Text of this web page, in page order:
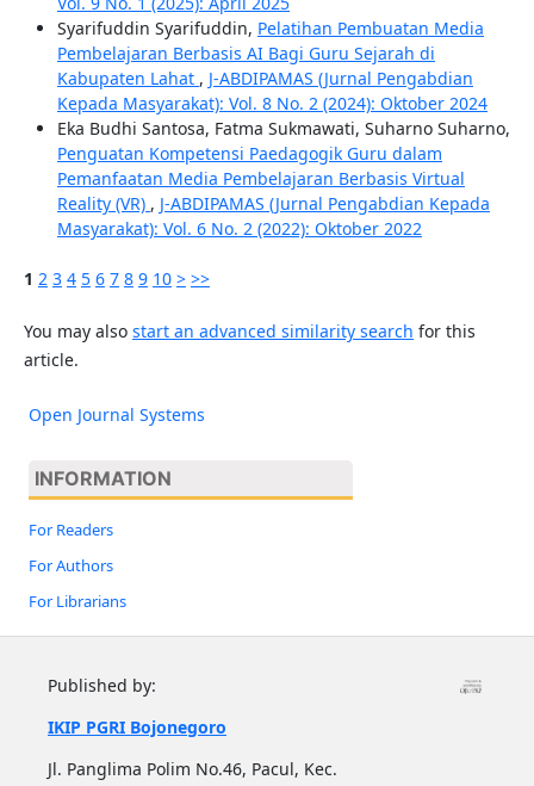
Syarifuddin Syarifuddin, Pelatihan Pembuatan Media
Pembelajaran Berbasis AI Bagi Guru Sejarah di
Kabupaten Lahat , J-ABDIPAMAS (Jurnal Pengabdian
Kepada Masyarakat): Vol. 8 No. 2 (2024): Oktober 2024
Eka Budhi Santosa, Fatma Sukmawati, Suharno Suharno,
Penguatan Kompetensi Paedagogik Guru dalam
Pemanfaatan Media Pembelajaran Berbasis Virtual
Reality (VR) , J-ABDIPAMAS (Jurnal Pengabdian Kepada
Masyarakat): Vol. 6 No. 2 (2022): Oktober 2022
1 2 3 4 5 6 7 8 9 10 > >>
You may also start an advanced similarity search for this
article.
Open Journal Systems
INFORMATION
For Readers
For Authors
For Librarians
Published by:
IKIP PGRI Bojonegoro
Jl. Panglima Polim No.46, Pacul, Kec.